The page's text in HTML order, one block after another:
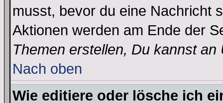
musst, bevor du eine Nachricht
Aktionen werden am Ende der
Themen erstellen, Du kannst
Nach oben
Wie editiere oder lösche ich